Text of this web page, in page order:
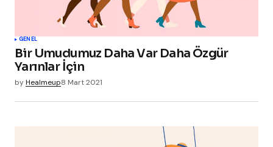
GENEL
Bir Umudumuz Daha Var Daha Özgür
Yarınlar İçin
byHealmeup8 Mart 2021